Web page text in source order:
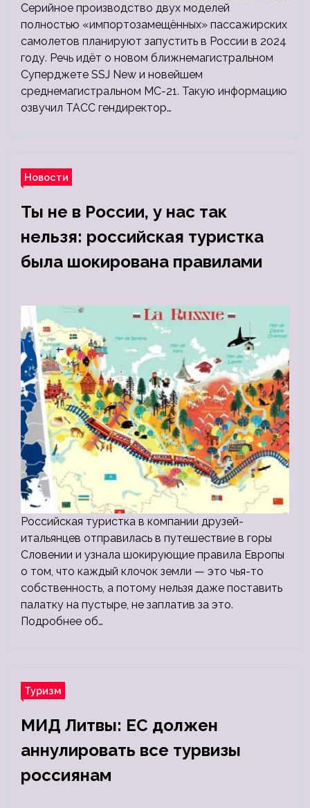
Серийное производство двух моделей
полностью «импортозамещённых» пассажирских
самолетов планируют запустить в России в 2024
году. Речь идёт о новом ближнемагистральном
Суперджете SSJ New и новейшем
среднемагистральном МС-21. Такую информацию
озвучил ТАСС гендиректор…
Новости
Ты не в России, у нас так
нельзя: российская туристка
была шокирована правилами
Российская туристка в компании друзей-
итальянцев отправилась в путешествие в горы
Словении и узнала шокирующие правила Европы
о том, что каждый клочок земли — это чья-то
собственность, а потому нельзя даже поставить
палатку на пустыре, не заплатив за это.
Подробнее об…
Туризм
МИД Литвы: ЕС должен
аннулировать все турвизы
россиянам